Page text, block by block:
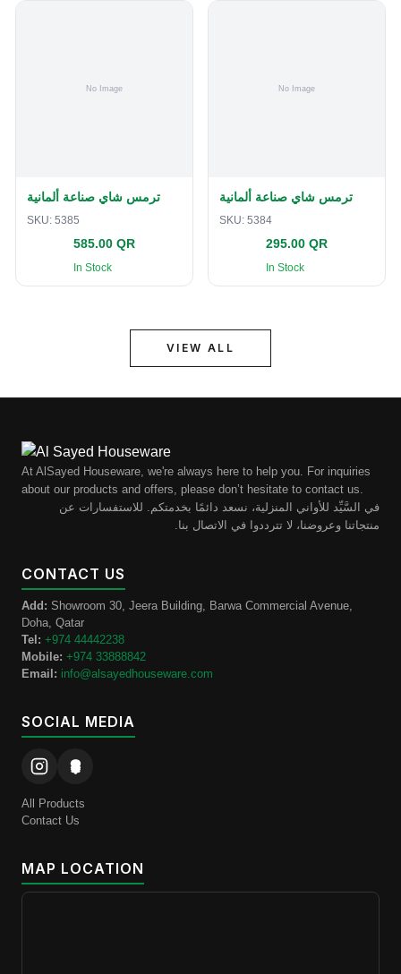
ترمس شاي صناعة ألمانية
SKU: 5385
585.00 QR
In Stock
ترمس شاي صناعة ألمانية
SKU: 5384
295.00 QR
In Stock
VIEW ALL
At AlSayed Houseware, we're always here to help you. For inquiries
about our products and offers, please don’t hesitate to contact us.
في السَّيِّد للأواني المنزلية، نسعد دائمًا بخدمتكم. للاستفسارات عن
منتجاتنا وعروضنا، لا تترددوا في الاتصال بنا.
CONTACT US
Add: Showroom 30, Jeera Building, Barwa Commercial Avenue,
Doha, Qatar
Tel: +974 44442238
Mobile: +974 33888842
Email: info@alsayedhouseware.com
SOCIAL MEDIA
All Products
Contact Us
MAP LOCATION